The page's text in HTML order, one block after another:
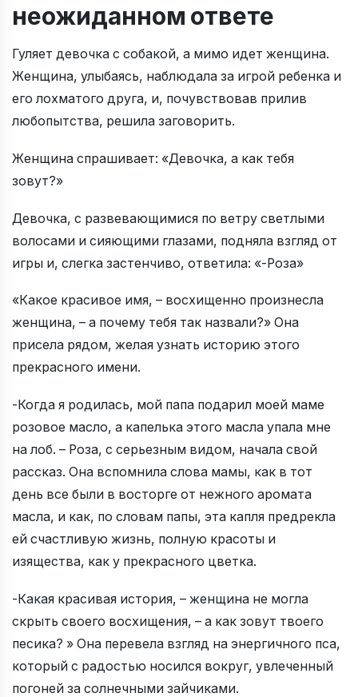
неожиданном ответе
Гуляет девочка с собакой, а мимо идет женщина.
Женщина, улыбаясь, наблюдала за игрой ребенка и
его лохматого друга, и, почувствовав прилив
любопытства, решила заговорить.
Женщина спрашивает: «Девочка, а как тебя
зовут?»
Девочка, с развевающимися по ветру светлыми
волосами и сияющими глазами, подняла взгляд от
игры и, слегка застенчиво, ответила: «-Роза»
«Какое красивое имя, – восхищенно произнесла
женщина, – а почему тебя так назвали?» Она
присела рядом, желая узнать историю этого
прекрасного имени.
-Когда я родилась, мой папа подарил моей маме
розовое масло, а капелька этого масла упала мне
на лоб. – Роза, с серьезным видом, начала свой
рассказ. Она вспомнила слова мамы, как в тот
день все были в восторге от нежного аромата
масла, и как, по словам папы, эта капля предрекла
ей счастливую жизнь, полную красоты и
изящества, как у прекрасного цветка.
-Какая красивая история, – женщина не могла
скрыть своего восхищения, – а как зовут твоего
песика? » Она перевела взгляд на энергичного пса,
который с радостью носился вокруг, увлеченный
погоней за солнечными зайчиками.